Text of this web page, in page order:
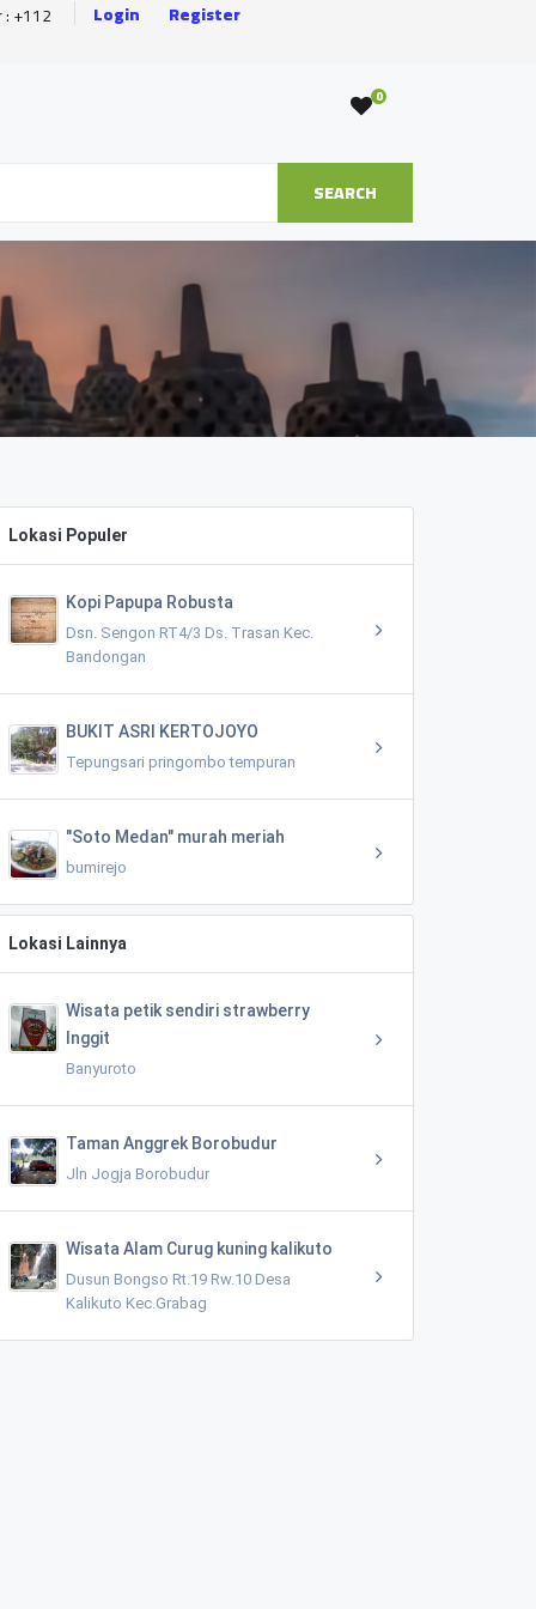
: +112 Login Register
0
SEARCH
Lokasi Populer
Kopi Papupa Robusta
Dsn. Sengon RT4/3 Ds. Trasan Kec.
Bandongan
BUKIT ASRI KERTOJOYO
Tepungsari pringombo tempuran
"Soto Medan" murah meriah
bumirejo
Lokasi Lainnya
Wisata petik sendiri strawberry
Inggit
Banyuroto
Taman Anggrek Borobudur
Jln Jogja Borobudur
Wisata Alam Curug kuning kalikuto
Dusun Bongso Rt.19 Rw.10 Desa
Kalikuto Kec.Grabag